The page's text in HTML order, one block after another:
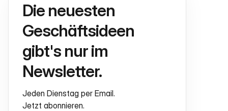
Die neuesten
Geschäftsideen
gibt's nur im
Newsletter.
Jeden Dienstag per Email.
Jetzt abonnieren.